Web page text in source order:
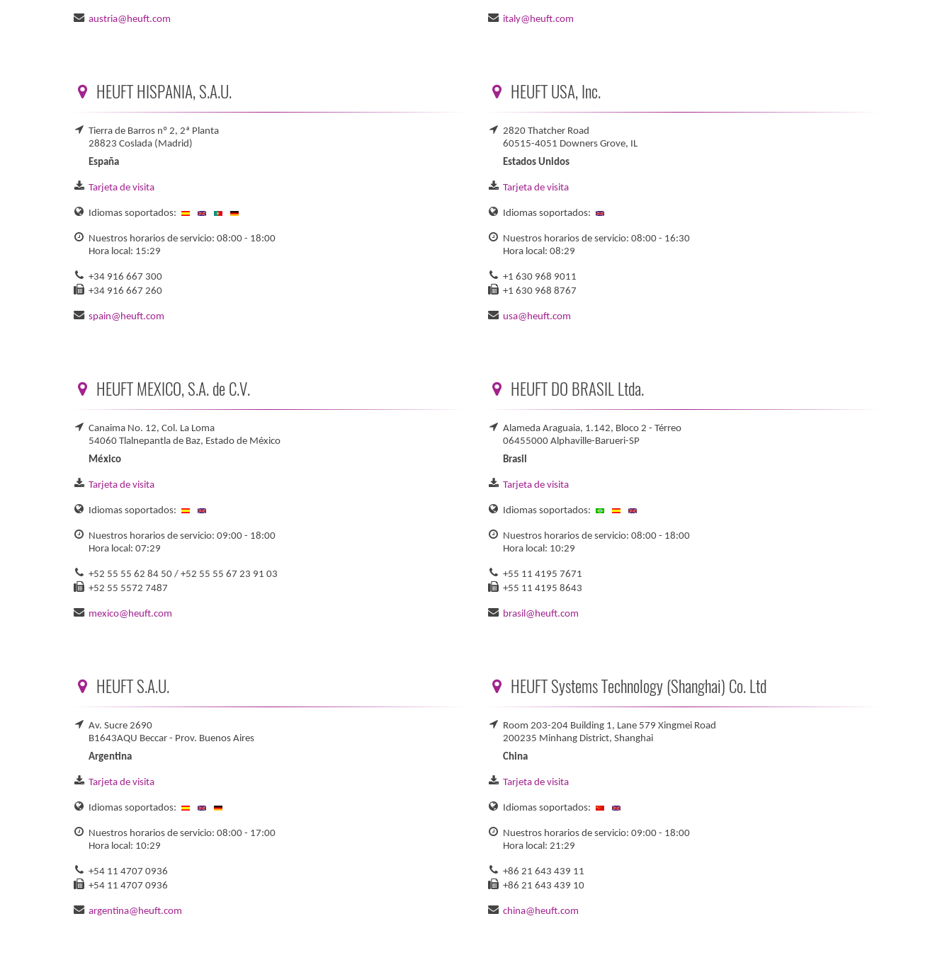
austria@heuft.com italy@heuft.com
HEUFT HISPANIA, S.A.U.
Tierra de Barros nº 2, 2ª Planta
28823 Coslada (Madrid)
España
Tarjeta de visita
Idiomas soportados:
Nuestros horarios de servicio: 08:00 - 18:00
Hora local: 15:29
+34 916 667 300
+34 916 667 260
spain@heuft.com
HEUFT USA, Inc.
2820 Thatcher Road
60515-4051 Downers Grove, IL
Estados Unidos
Tarjeta de visita
Idiomas soportados:
Nuestros horarios de servicio: 08:00 - 16:30
Hora local: 08:29
+1 630 968 9011
+1 630 968 8767
usa@heuft.com
HEUFT MEXICO, S.A. de C.V.
Canaima No. 12, Col. La Loma
54060 Tlalnepantla de Baz, Estado de México
México
Tarjeta de visita
Idiomas soportados:
Nuestros horarios de servicio: 09:00 - 18:00
Hora local: 07:29
+52 55 55 62 84 50 / +52 55 55 67 23 91 03
+52 55 5572 7487
mexico@heuft.com
HEUFT DO BRASIL Ltda.
Alameda Araguaia, 1.142, Bloco 2 - Térreo
06455000 Alphaville-Barueri-SP
Brasil
Tarjeta de visita
Idiomas soportados:
Nuestros horarios de servicio: 08:00 - 18:00
Hora local: 10:29
+55 11 4195 7671
+55 11 4195 8643
brasil@heuft.com
HEUFT S.A.U.
Av. Sucre 2690
B1643AQU Beccar - Prov. Buenos Aires
Argentina
Tarjeta de visita
Idiomas soportados:
Nuestros horarios de servicio: 08:00 - 17:00
Hora local: 10:29
+54 11 4707 0936
+54 11 4707 0936
argentina@heuft.com
HEUFT Systems Technology (Shanghai) Co. Ltd
Room 203-204 Building 1, Lane 579 Xingmei Road
200235 Minhang District, Shanghai
China
Tarjeta de visita
Idiomas soportados:
Nuestros horarios de servicio: 09:00 - 18:00
Hora local: 21:29
+86 21 643 439 11
+86 21 643 439 10
china@heuft.com